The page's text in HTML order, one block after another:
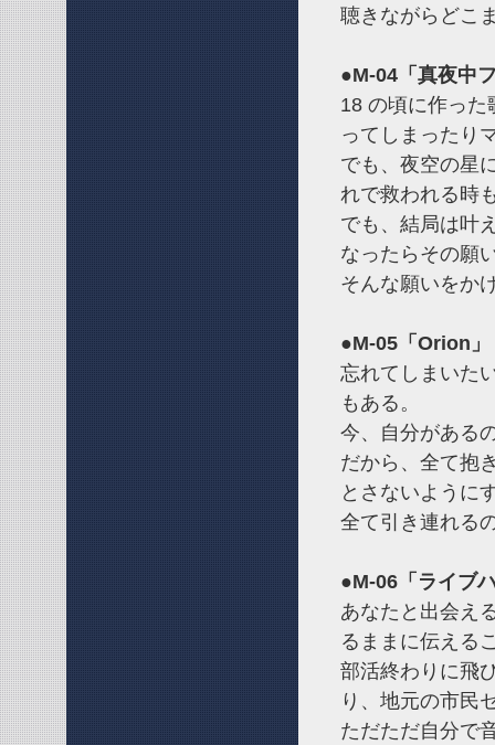
聴きながらどこ
●M-04「真夜中
18 の頃に作っ
ってしまったり
でも、夜空の星
れで救われる時
でも、結局は叶
なったらその願
そんな願いをか
●M-05「Orion」
忘れてしまいた
もある。
今、自分がある
だから、全て抱
とさないように
全て引き連れる
●M-06「ライブ
あなたと出会え
るままに伝える
部活終わりに飛
り、地元の市民
ただただ自分で